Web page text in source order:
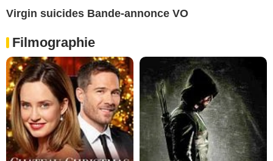
Virgin suicides Bande-annonce VO
Filmographie